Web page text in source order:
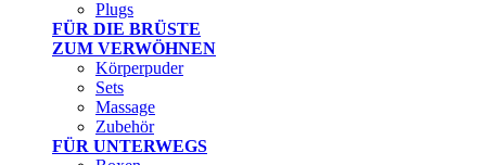
Plugs
FÜR DIE BRÜSTE
ZUM VERWÖHNEN
Körperpuder
Sets
Massage
Zubehör
FÜR UNTERWEGS